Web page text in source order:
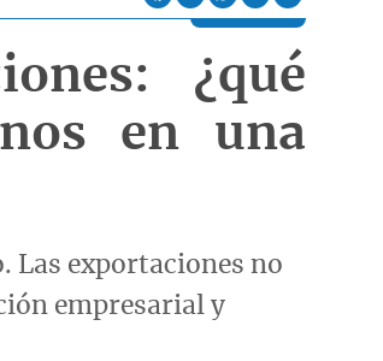
Facebook
X WhatsApp
Email
¿qué
en una
Las exportaciones no
empresarial y